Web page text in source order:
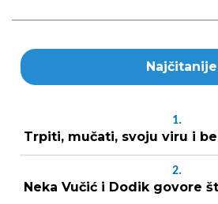
Najčitanije
1.
Trpiti, mučati, svoju viru i
2.
Neka Vučić i Dodik govore